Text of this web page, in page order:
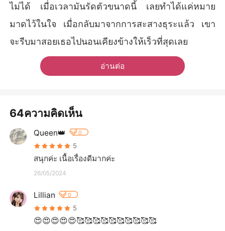
ไม่ได้ เมื่อเวลามันรัดตัวขนาดนี้ เลยทำได้แค่หมาย
มาดไว้ในใจ เมื่อกลับมาจากการสะสางธุระแล้ว เขา
จะรีบมาสอยเธอไปนอนเคียงข้างให้เร็วที่สุดเลย
อ่านต่อ
64ความคิดเห็น
Queen👑 0
5
สนุกค่ะ เนื้อเรื่องดีมากค่ะ
26/05/2024
Lillian 0
5
😍😍😍😍😍🥰🥰🥰🥰🥰🥰🥰🥰🥰🥰